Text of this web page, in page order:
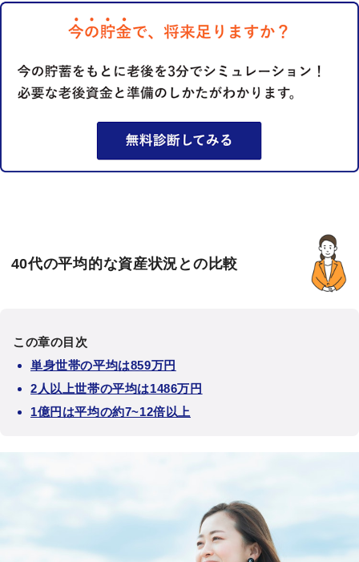
40代の平均的な資産状況との比較
この章の目次
単身世帯の平均は859万円
2人以上世帯の平均は1486万円
1億円は平均の約7~12倍以上